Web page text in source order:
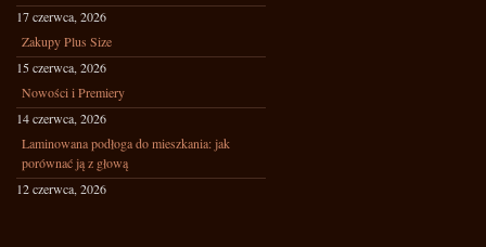
17 czerwca, 2026
Zakupy Plus Size
15 czerwca, 2026
Nowości i Premiery
14 czerwca, 2026
Laminowana podłoga do mieszkania: jak
porównać ją z głową
12 czerwca, 2026